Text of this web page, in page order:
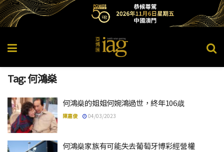
Tag:何鴻燊
何鴻燊的姐姐何婉鴻過世，終年106歳
陳嘉俊 04/03/2023
何鴻燊家族有可能失去葡萄牙博彩經營權